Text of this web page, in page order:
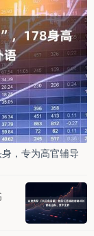
，专为高官辅导